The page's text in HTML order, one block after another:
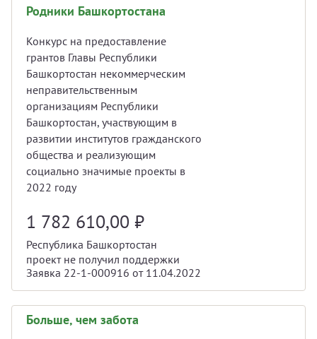
Родники Башкортостана
Конкурс на предоставление
грантов Главы Республики
Башкортостан некоммерческим
неправительственным
организациям Республики
Башкортостан, участвующим в
развитии институтов гражданского
общества и реализующим
социально значимые проекты в
2022 году
1 782 610,00 ₽
Республика Башкортостан
проект не получил поддержки
Заявка 22-1-000916 от 11.04.2022
Больше, чем забота